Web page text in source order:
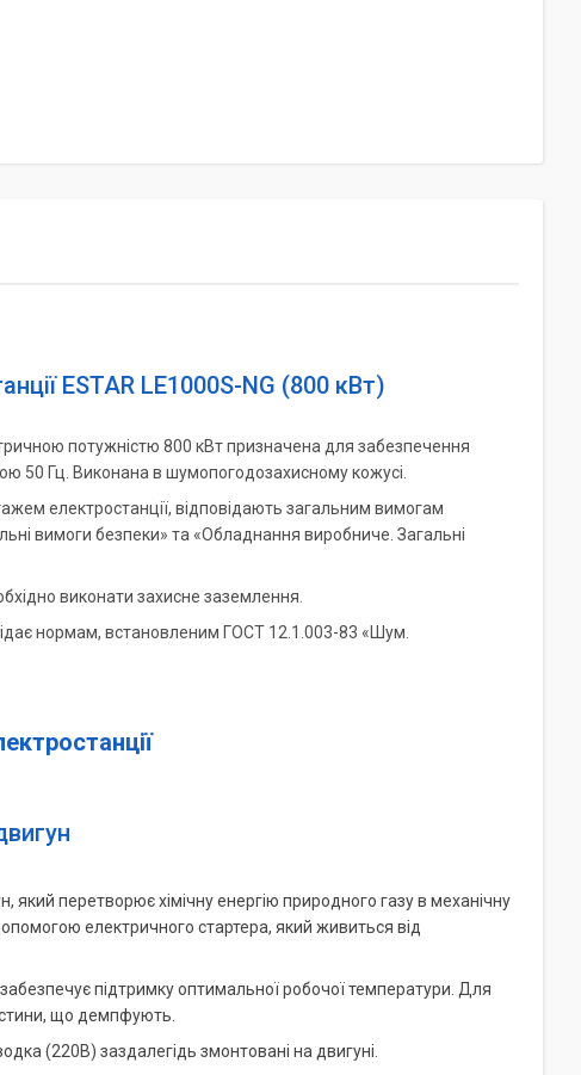
ESTAR LE1000S-NG (800 кВт)
потужністю 800 кВт призначена для забезпечення
50 Гц. Виконана в шумопогодозахисному кожусі.
електростанції, відповідають загальним вимогам
вимоги безпеки» та «Обладнання виробниче. Загальні
виконати захисне заземлення.
нормам, встановленим ГОСТ 12.1.003-83 «Шум.
який перетворює хімічну енергію природного газу в механічну
електричного стартера, який живиться від
підтримку оптимальної робочої температури. Для
що демпфують.
(220В) заздалегідь змонтовані на двигуні.